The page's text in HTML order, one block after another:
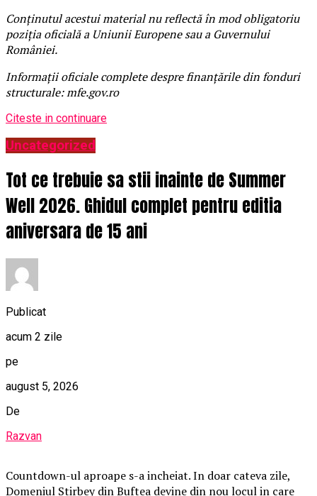
Conținutul acestui material nu reflectă în mod obligatoriu
poziția oficială a Uniunii Europene sau a Guvernului
României.
Informații oficiale complete despre finanțările din fonduri
structurale: mfe.gov.ro
Citeste in continuare
Uncategorized
Tot ce trebuie sa stii inainte de Summer
Well 2026. Ghidul complet pentru editia
aniversara de 15 ani
Publicat
acum 2 zile
pe
august 5, 2026
De
Razvan
Countdown-ul aproape s-a incheiat. In doar cateva zile,
Domeniul Stirbey din Buftea devine din nou locul in care